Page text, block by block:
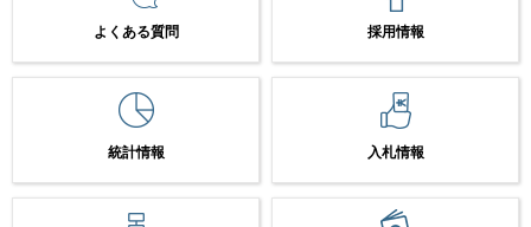
よくある質問 採用情報
統計情報 入札情報